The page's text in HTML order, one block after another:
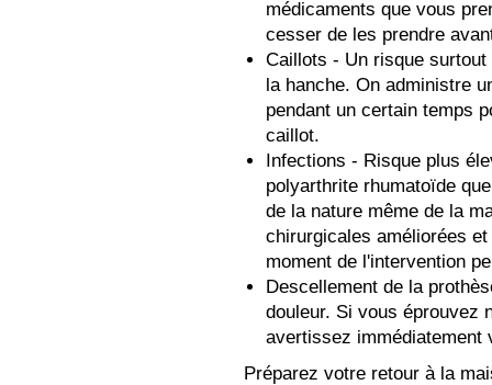
médicaments que vous
cesser de les prendre
Caillots - Un risque
la hanche. On administre
pendant un certain temps
caillot.
Infections - Risque plus
polyarthrite rhumatoïde
de la nature même de la
chirurgicales améliorées
moment de l'intervention
Descellement de la
douleur. Si vous éprouvez
avertissez immédiatement
Préparez votre retour à la